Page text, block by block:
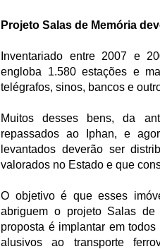
Projeto Salas de Memória
Inventariado entre 2007 e
engloba 1.580 estações e
telégrafos, sinos, bancos e
Muitos desses bens, da
repassados ao Iphan, e
levantados deverão ser
valorados no Estado e que
O objetivo é que esses
abriguem o projeto Salas
proposta é implantar em
alusivos ao transporte